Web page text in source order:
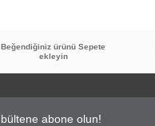
Beğendiğiniz ürünü Sepete
ekleyin